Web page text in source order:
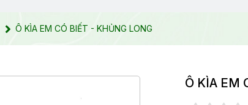
Ô KÌA EM CÓ BIẾT - KHỦNG LONG
Ô KÌA EM